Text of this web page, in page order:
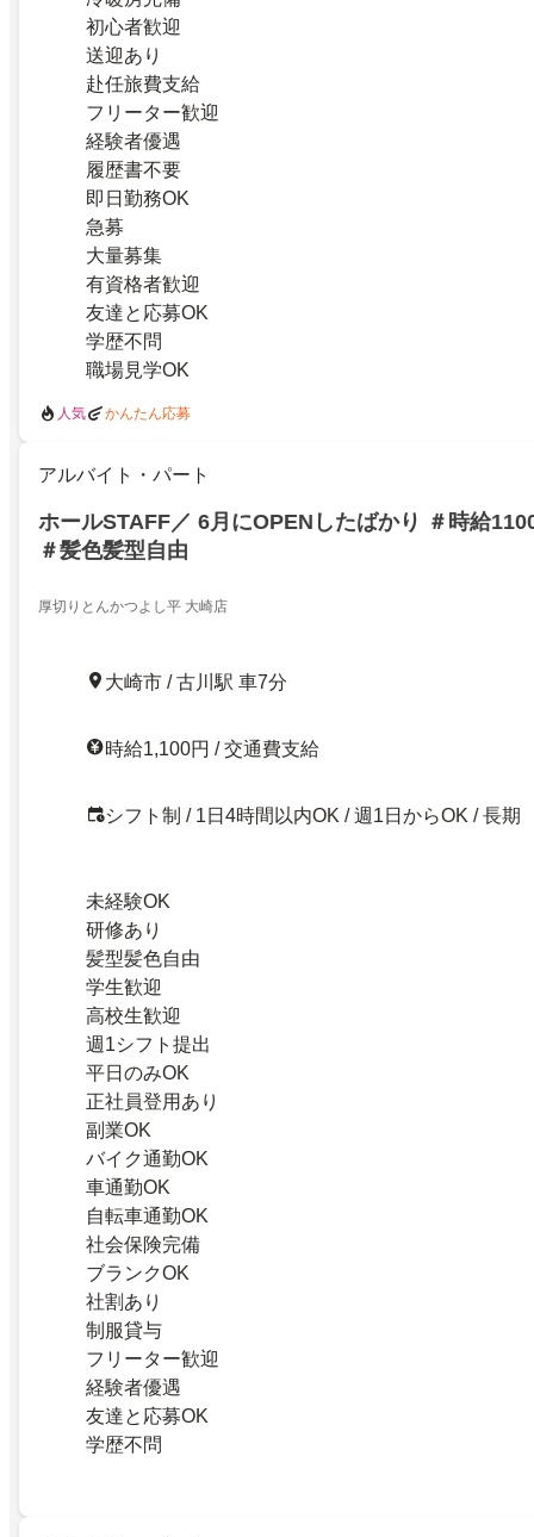
初心者歓迎
送迎あり
赴任旅費支給
フリーター歓迎
経験者優遇
履歴書不要
即日勤務OK
急募
大量募集
有資格者歓迎
友達と応募OK
学歴不問
職場見学OK
人気 かんたん応募
アルバイト・パート
ホールSTAFF／ 6月にOPENしたばかり ＃時給
＃髪色髪型自由
厚切りとんかつよし平 大崎店
大崎市 / 古川駅 車7分
時給1,100円 / 交通費支給
シフト制 / 1日4時間以内OK / 週1日からOK / 長期
未経験OK
研修あり
髪型髪色自由
学生歓迎
高校生歓迎
週1シフト提出
平日のみOK
正社員登用あり
副業OK
バイク通勤OK
車通勤OK
自転車通勤OK
社会保険完備
ブランクOK
社割あり
制服貸与
フリーター歓迎
経験者優遇
友達と応募OK
学歴不問